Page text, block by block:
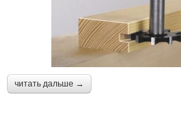
читать дальше →